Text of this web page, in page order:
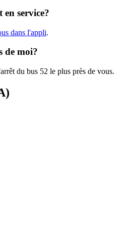
service?
dans l'appli.
de moi?
du bus 52 le plus près de vous.